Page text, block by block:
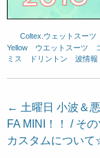
Coltex.ウェットスーツ
Yellow
ウエットスーツ
ミス
ドリントン 波情
投
稿
ナ
← 土曜日 小波＆
FA MINI！！ / そ
カスタムについ